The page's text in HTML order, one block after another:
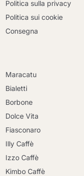
Politica sulla privacy
Politica sui cookie
Consegna
Maracatu
Bialetti
Borbone
Dolce Vita
Fiasconaro
Illy Caffè
Izzo Caffè
Kimbo Caffè